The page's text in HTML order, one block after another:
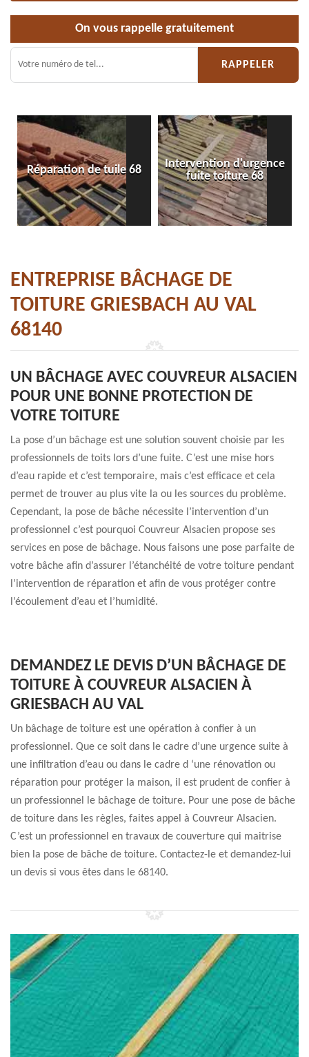
On vous rappelle gratuitement
Réparation de tuile 68
Intervention d'urgence
fuite toiture 68
ENTREPRISE BÂCHAGE DE
TOITURE GRIESBACH AU VAL
68140
UN BÂCHAGE AVEC COUVREUR ALSACIEN
POUR UNE BONNE PROTECTION DE
VOTRE TOITURE
La pose d’un bâchage est une solution souvent choisie par les
professionnels de toits lors d’une fuite. C’est une mise hors
d’eau rapide et c’est temporaire, mais c’est efficace et cela
permet de trouver au plus vite la ou les sources du problème.
Cependant, la pose de bâche nécessite l’intervention d’un
professionnel c’est pourquoi Couvreur Alsacien propose ses
services en pose de bâchage. Nous faisons une pose parfaite de
votre bâche afin d’assurer l’étanchéité de votre toiture pendant
l’intervention de réparation et afin de vous protéger contre
l’écoulement d’eau et l’humidité.
DEMANDEZ LE DEVIS D’UN BÂCHAGE DE
TOITURE À COUVREUR ALSACIEN À
GRIESBACH AU VAL
Un bâchage de toiture est une opération à confier à un
professionnel. Que ce soit dans le cadre d’une urgence suite à
une infiltration d’eau ou dans le cadre d ‘une rénovation ou
réparation pour protéger la maison, il est prudent de confier à
un professionnel le bâchage de toiture. Pour une pose de bâche
de toiture dans les règles, faites appel à Couvreur Alsacien.
C’est un professionnel en travaux de couverture qui maitrise
bien la pose de bâche de toiture. Contactez-le et demandez-lui
un devis si vous êtes dans le 68140.